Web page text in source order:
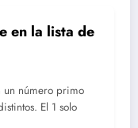
en la lista de
número primo
El 1 solo